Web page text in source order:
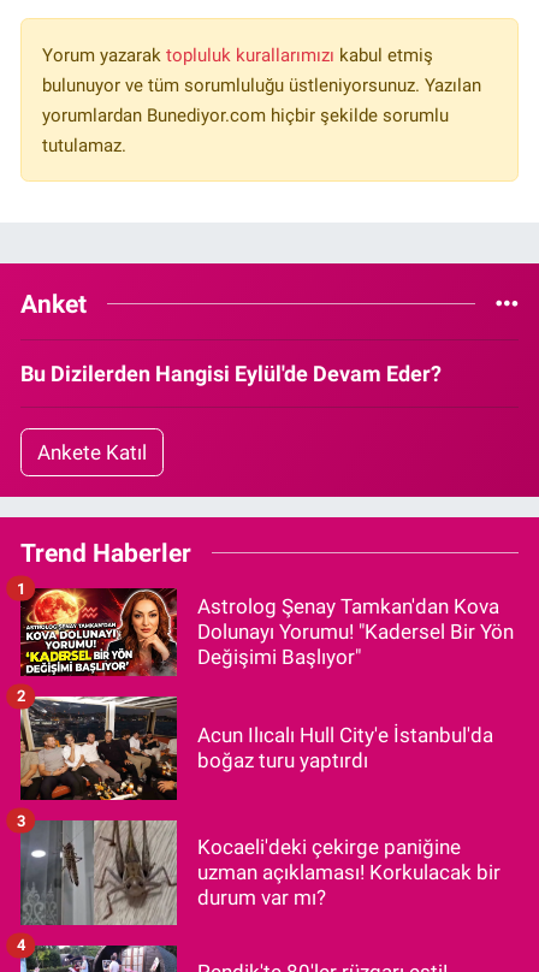
Yorum yazarak topluluk kurallarımızı kabul etmiş
bulunuyor ve tüm sorumluluğu üstleniyorsunuz. Yazılan
yorumlardan Bunediyor.com hiçbir şekilde sorumlu
tutulamaz.
Anket
Bu Dizilerden Hangisi Eylül'de Devam Eder?
Ankete Katıl
Trend Haberler
Astrolog Şenay Tamkan'dan Kova
Dolunayı Yorumu! "Kadersel Bir Yön
Değişimi Başlıyor"
1
Acun Ilıcalı Hull City'e İstanbul'da
boğaz turu yaptırdı
2
Kocaeli'deki çekirge paniğine
uzman açıklaması! Korkulacak bir
durum var mı?
3
4